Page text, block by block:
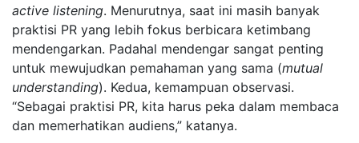
active listening. Menurutnya, saat ini masih banyak
praktisi PR yang lebih fokus berbicara ketimbang
mendengarkan. Padahal mendengar sangat penting
untuk mewujudkan pemahaman yang sama (mutual
understanding). Kedua, kemampuan observasi.
“Sebagai praktisi PR, kita harus peka dalam membaca
dan memerhatikan audiens,” katanya.